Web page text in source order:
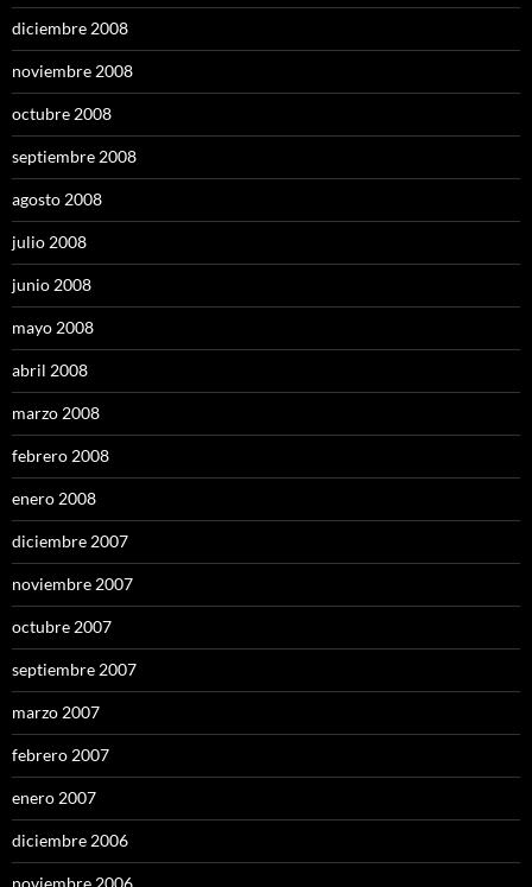
diciembre 2008
noviembre 2008
octubre 2008
septiembre 2008
agosto 2008
julio 2008
junio 2008
mayo 2008
abril 2008
marzo 2008
febrero 2008
enero 2008
diciembre 2007
noviembre 2007
octubre 2007
septiembre 2007
marzo 2007
febrero 2007
enero 2007
diciembre 2006
noviembre 2006